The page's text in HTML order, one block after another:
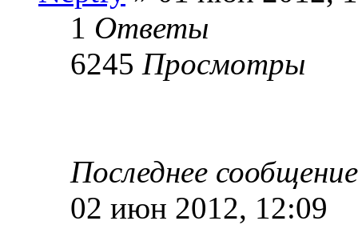
1 Ответы
6245 Просмотры
Последнее
02 июн 2012, 12:09